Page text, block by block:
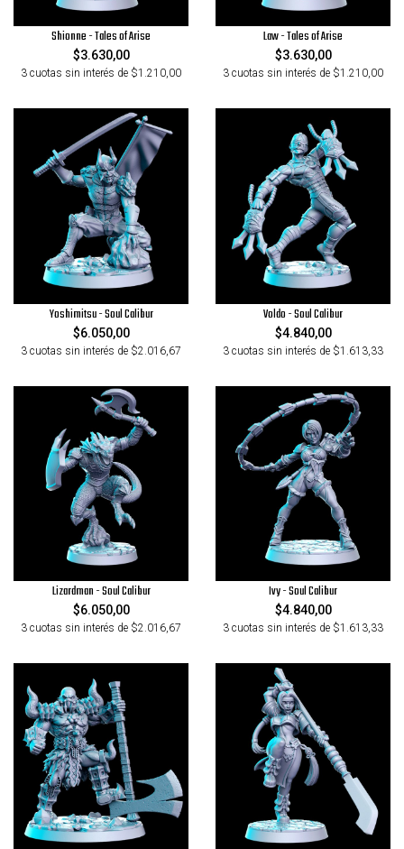
Shionne - Tales of Arise
$3.630,00
3 cuotas sin interés de $1.210,00
Law - Tales of Arise
$3.630,00
3 cuotas sin interés de $1.210,00
Yoshimitsu - Soul Calibur
$6.050,00
3 cuotas sin interés de $2.016,67
Voldo - Soul Calibur
$4.840,00
3 cuotas sin interés de $1.613,33
Lizardman - Soul Calibur
$6.050,00
3 cuotas sin interés de $2.016,67
Ivy - Soul Calibur
$4.840,00
3 cuotas sin interés de $1.613,33